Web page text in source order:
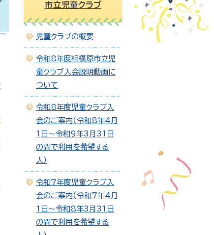
市立児童クラブ
児童クラブの概要
令和8年度相模原市立児
童クラブ入会説明動画に
ついて
令和8年度児童クラブ入
会のご案内（令和8年4月
1日～令和9年3月31日
の間で利用を希望する
人）
令和7年度児童クラブ入
会のご案内（令和7年4月
1日～令和8年3月31日
の間で利用を希望する